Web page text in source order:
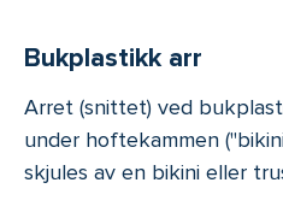
Bukplastikk arr
Arret (snittet) ved
under hoftekammen
skjules av en bikini eller